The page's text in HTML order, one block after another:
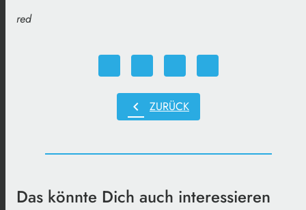
red
chevron_left ZURÜCK
Das könnte Dich auch interessieren